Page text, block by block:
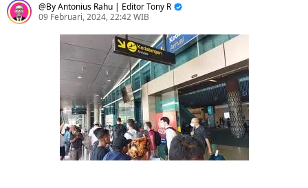
By Antonius Rahu | Editor Tony R
09 Februari, 2024, 22:42 WIB